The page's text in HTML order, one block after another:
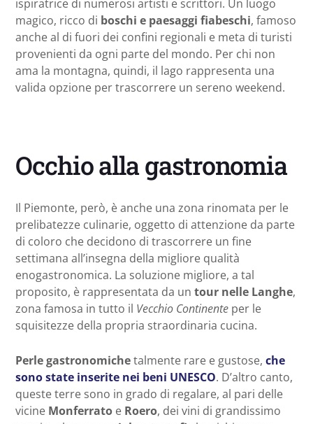
ispiratrice di numerosi artisti e scrittori. Un luogo
magico, ricco di boschi e paesaggi fiabeschi, famoso
anche al di fuori dei confini regionali e meta di turisti
provenienti da ogni parte del mondo. Per chi non
ama la montagna, quindi, il lago rappresenta una
valida opzione per trascorrere un sereno weekend.
Occhio alla gastronomia
Il Piemonte, però, è anche una zona rinomata per le
prelibatezze culinarie, oggetto di attenzione da parte
di coloro che decidono di trascorrere un fine
settimana all’insegna della migliore qualità
enogastronomica. La soluzione migliore, a tal
proposito, è rappresentata da un tour nelle Langhe,
zona famosa in tutto il Vecchio Continente per le
squisitezze della propria straordinaria cucina.
Perle gastronomichetalmente rare e gustose, che
sono state inserite nei beni UNESCO. D’altro canto,
queste terre sono in grado di regalare, al pari delle
vicine Monferrato e Roero, dei vini di grandissimo